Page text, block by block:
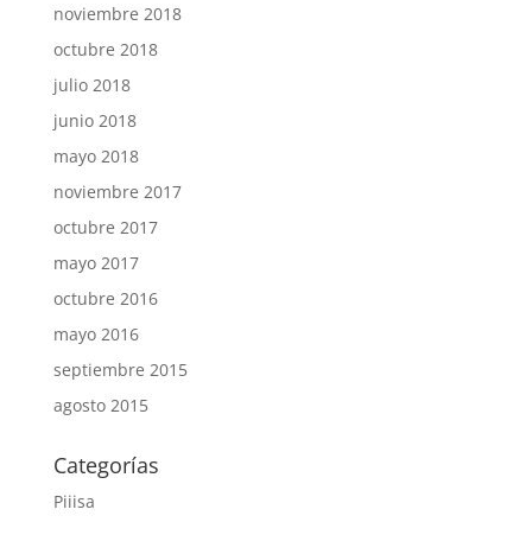
noviembre 2018
octubre 2018
julio 2018
junio 2018
mayo 2018
noviembre 2017
octubre 2017
mayo 2017
octubre 2016
mayo 2016
septiembre 2015
agosto 2015
Categorías
Piiisa